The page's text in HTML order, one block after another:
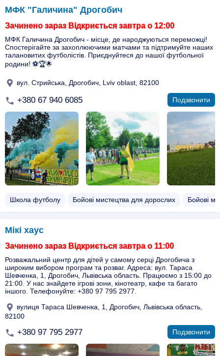
МФК "Галичина" Дрогобич
Зачинено зараз Відкриється завтра о 12:00
МФК Галичина Дрогобич - місце, де народжуються переможці!
Спостерігайте за захоплюючими матчами та підтримуйте наших
талановитих футболістів. Приєднуйтеся до нашої футбольної
родини! ⚽️🏆🌟
вул. Стрийська, Дрогобич, Lviv oblast, 82100
+380 67 940 6085 Подзвонити
Школа футболу Бойові мистецтва для дорослих Бойові
Мікі хаус
Зачинено зараз Відкриється завтра о 11:00
Розважальний центр для дітей у самому серці Дрогобича з
широким вибором програм та розваг. Адреса: вул. Тараса
Шевченка, 1, Дрогобич, Львівська область. Працюємо з 15:00 до
21:00. У нас знайдете ігрові зони, кінотеатр, кафе та багато
іншого. Телефонуйте: +380 97 795 2977.
вулиця Тараса Шевченка, 1, Дрогобич, Львівська область,
82100
+380 97 795 2977 Подзвонити